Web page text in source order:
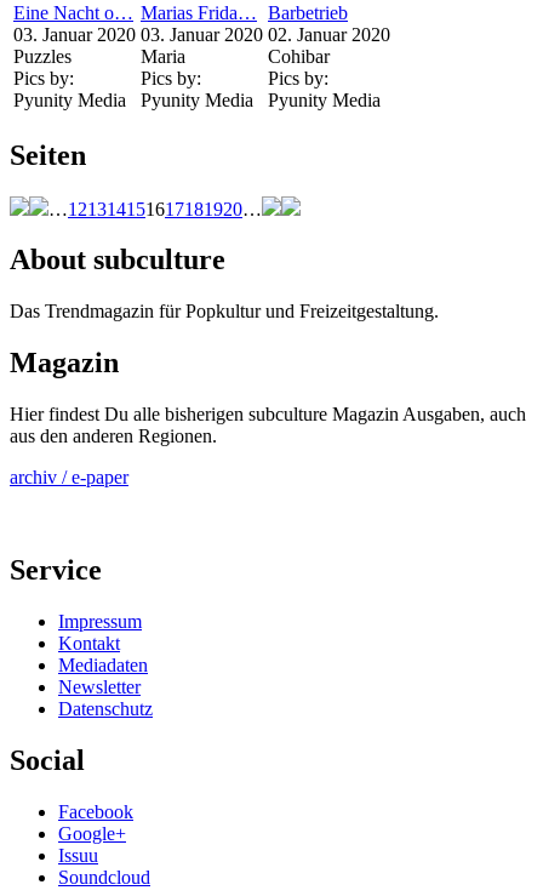
Eine Nacht o…
03. Januar 2020
Puzzles
Pics by:
Pyunity Media
Marias Frida…
03. Januar 2020
Maria
Pics by:
Pyunity Media
Barbetrieb
02. Januar 2020
Cohibar
Pics by:
Pyunity Media
Seiten
…121314151617181920…
About subculture
Das Trendmagazin für Popkultur und Freizeitgestaltung.
Magazin
Hier findest Du alle bisherigen subculture Magazin Ausgaben, auch
aus den anderen Regionen.
archiv / e-paper
Service
Impressum
Kontakt
Mediadaten
Newsletter
Datenschutz
Social
Facebook
Google+
Issuu
Soundcloud